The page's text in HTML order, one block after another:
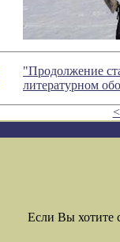
"Продолжение
литературном
Если Вы хотите